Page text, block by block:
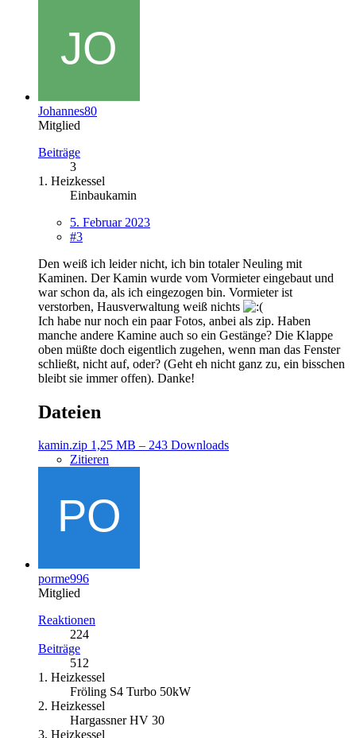
Johannes80
Mitglied
Beiträge
3
1. Heizkessel
Einbaukamin
5. Februar 2023
#3
Den weiß ich leider nicht, ich bin totaler Neuling mit
Kaminen. Der Kamin wurde vom Vormieter eingebaut und
war schon da, als ich eingezogen bin. Vormieter ist
verstorben, Hausverwaltung weiß nichts
Ich habe nur noch ein paar Fotos, anbei als zip. Haben
manche andere Kamine auch so ein Gestänge? Die Klappe
oben müßte doch eigentlich zugehen, wenn man das Fenster
schließt, nicht auf, oder? (Geht eh nicht ganz zu, ein bisschen
bleibt sie immer offen). Danke!
Dateien
kamin.zip 1,25 MB – 243 Downloads
Zitieren
porme996
Mitglied
Reaktionen
224
Beiträge
512
1. Heizkessel
Fröling S4 Turbo 50kW
2. Heizkessel
Hargassner HV 30
3. Heizkessel